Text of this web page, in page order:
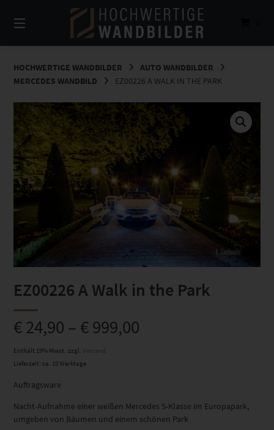
zum
Inhalt
HOCHWERTIGE WANDBILDER
AUTO WANDBILDER
MERCEDES WANDBILD
EZ00226 A WALK IN THE PARK
EZ00226 A Walk in the Park
€24,90 – €999,00
Enthält 19% Mwst. zzgl. Versand
Lieferzeit: ca. 10 Werktage
Auftragsware
Nacht-Aufnahme einer weißen Mercedes S-Klasse im Europapark,
umgeben von Bäumen und einem schönen Park